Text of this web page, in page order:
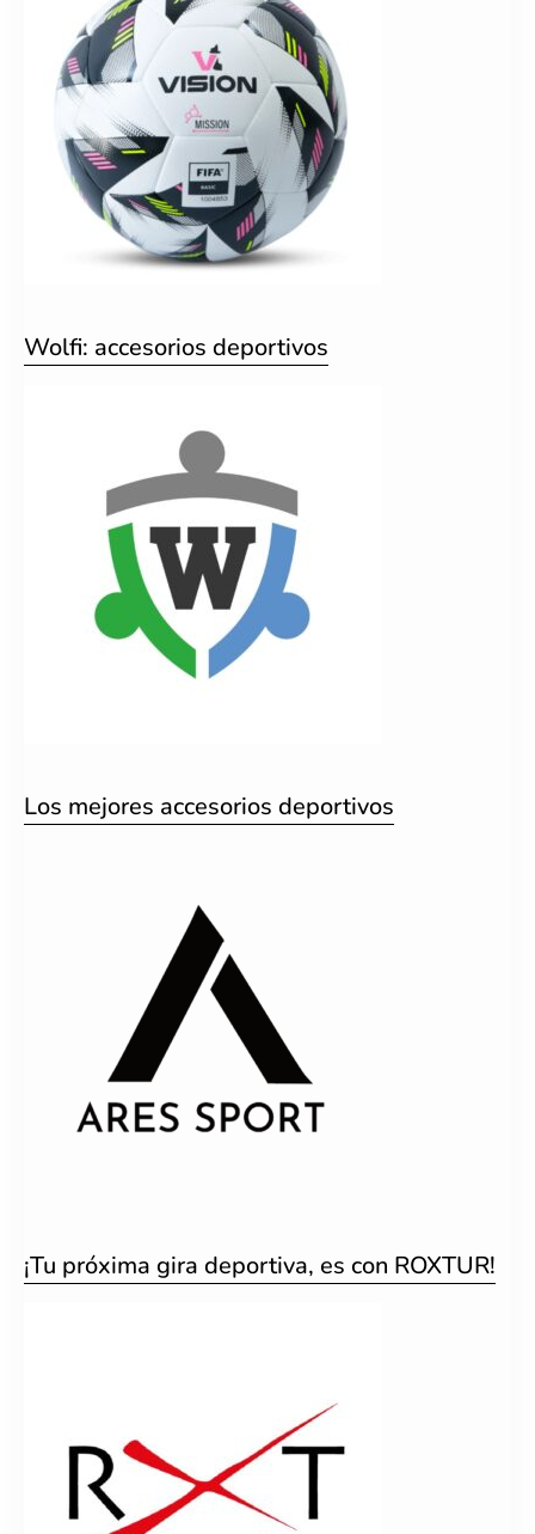
Wolfi: accesorios deportivos
Los mejores accesorios deportivos
¡Tu próxima gira deportiva, es con ROXTUR!